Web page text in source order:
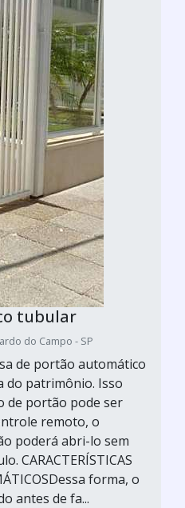
tubular
do Campo - SP
de portão automático
do patrimônio. Isso
de portão pode ser
remoto, o
poderá abri-lo sem
CARACTERÍSTICAS
forma, o
antes de fa...